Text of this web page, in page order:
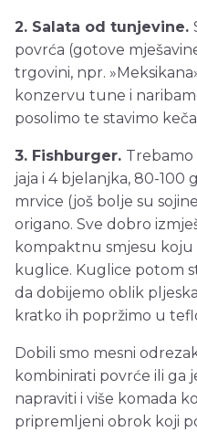
2. Salata od tunjevine.
povrća (gotove
trgovini, npr.
konzervu tune i
posolimo te stavimo
3. Fishburger. Trebamo
jaja i 4 bjelanjka, 80-
mrvice (još bolje su
origano. Sve dobro
kompaktnu smjesu
kuglice. Kuglice potom
da dobijemo oblik
kratko ih popržimo u
Dobili smo mesni
kombinirati povrće ili ga
napraviti i više komada
pripremljeni obrok koji